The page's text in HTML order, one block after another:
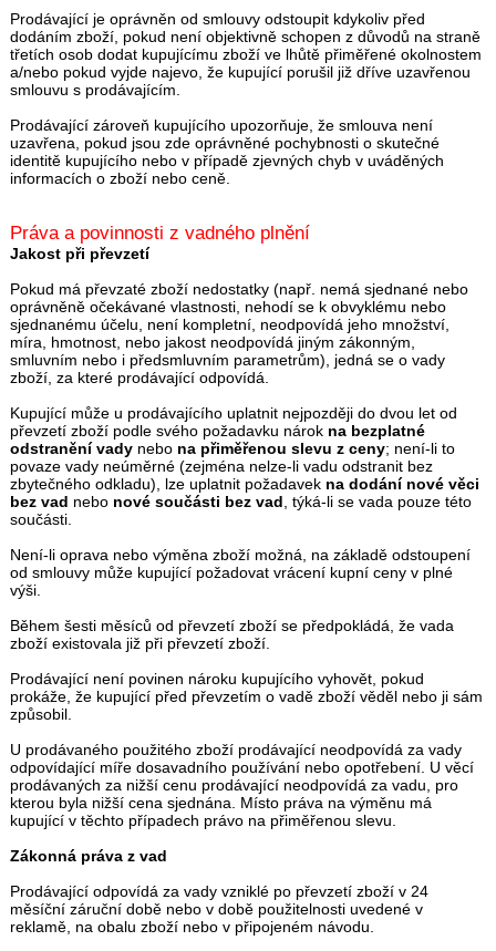
Prodávající je oprávněn od smlouvy odstoupit kdykoliv před
dodáním zboží, pokud není objektivně schopen z důvodů na straně
třetích osob dodat kupujícímu zboží ve lhůtě přiměřené okolnostem
a/nebo pokud vyjde najevo, že kupující porušil již dříve uzavřenou
smlouvu s prodávajícím.
Prodávající zároveň kupujícího upozorňuje, že smlouva není
uzavřena, pokud jsou zde oprávněné pochybnosti o skutečné
identitě kupujícího nebo v případě zjevných chyb v uváděných
informacích o zboží nebo ceně.
Práva a povinnosti z vadného plnění
Jakost při převzetí
Pokud má převzaté zboží nedostatky (např. nemá sjednané nebo
oprávněně očekávané vlastnosti, nehodí se k obvyklému nebo
sjednanému účelu, není kompletní, neodpovídá jeho množství,
míra, hmotnost, nebo jakost neodpovídá jiným zákonným,
smluvním nebo i předsmluvním parametrům), jedná se o vady
zboží, za které prodávající odpovídá.
Kupující může u prodávajícího uplatnit nejpozději do dvou let od
převzetí zboží podle svého požadavku nárok na bezplatné
odstranění vady nebona přiměřenou slevu z ceny; není-li to
povaze vady neúměrné (zejména nelze-li vadu odstranit bez
zbytečného odkladu), lze uplatnit požadavek na dodání nové věci
bez vad nebonové součásti bez vad , týká-li se vada pouze této
součásti.
Není-li oprava nebo výměna zboží možná, na základě odstoupení
od smlouvy může kupující požadovat vrácení kupní ceny v plné
výši.
Během šesti měsíců od převzetí zboží se předpokládá, že vada
zboží existovala již při převzetí zboží.
Prodávající není povinen nároku kupujícího vyhovět, pokud
prokáže, že kupující před převzetím o vadě zboží věděl nebo ji sám
způsobil.
U prodávaného použitého zboží prodávající neodpovídá za vady
odpovídající míře dosavadního používání nebo opotřebení. U věcí
prodávaných za nižší cenu prodávající neodpovídá za vadu, pro
kterou byla nižší cena sjednána. Místo práva na výměnu má
kupující v těchto případech právo na přiměřenou slevu.
Zákonná práva z vad
Prodávající odpovídá za vady vzniklé po převzetí zboží v 24
měsíční záruční době nebo v době použitelnosti uvedené v
reklamě, na obalu zboží nebo v připojeném návodu.